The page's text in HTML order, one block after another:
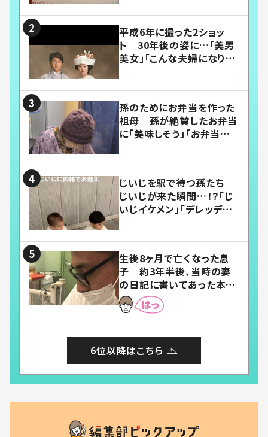
平成6年に撮った2ショッ
ト 30年後の姿に…「美男
美女」「こんな夫婦になりた
孫のためにお弁当を作った
祖母 孫が絶賛したお弁当
に「美味しそう」「お弁当すご
じいじを駅で待つ孫たち
じいじが来た瞬間…！？「じ
いじイケメン」「デレッデレ」
生後8ヶ月で亡くなった息
子 約3年半後、当時の妻
の日記に書いてあった本音
とは
6位以降はこちら